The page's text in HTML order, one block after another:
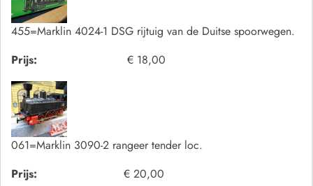
455=Marklin 4024-1 DSG rijtuig van de Duitse spoorwegen.
Prijs:
€ 18,00
061=Marklin 3090-2 rangeer tender loc.
Prijs:
€ 20,00